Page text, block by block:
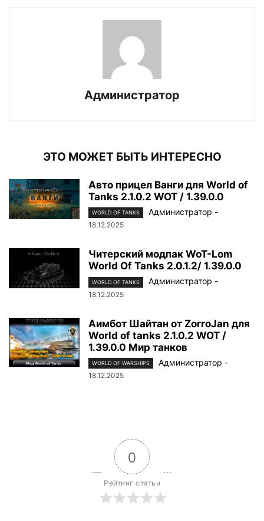
Администратор
ЭТО МОЖЕТ БЫТЬ ИНТЕРЕСНО
Авто прицел Ванги для World of
Tanks 2.1.0.2 WOT / 1.39.0.0
WORLD OF TANKS Администратор -
18.12.2025
Читерский модпак WoT-Lom
World Of Tanks 2.0.1.2/ 1.39.0.0
WORLD OF TANKS Администратор -
18.12.2025
Аимбот Шайтан от ZorroJan для
World of tanks 2.1.0.2 WOT /
1.39.0.0 Мир танков
WORLD OF WARSHIPS Администратор -
18.12.2025
0
Рейтинг статьи